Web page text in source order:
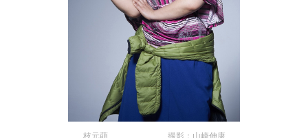
枝元萌 撮影：山崎伸康